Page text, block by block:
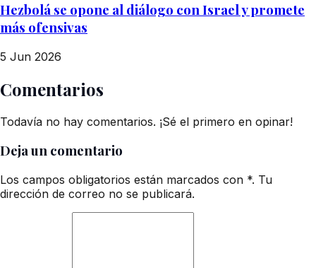
Hezbolá se opone al diálogo con Israel y promete
más ofensivas
5 Jun 2026
Comentarios
Todavía no hay comentarios. ¡Sé el primero en opinar!
Deja un comentario
Los campos obligatorios están marcados con *. Tu
dirección de correo no se publicará.